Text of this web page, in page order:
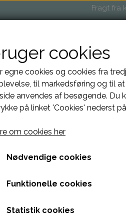
Fragt fra
EVENTS OG MARKEDER
Fra 716,00 kr.
Adventskalender 2026 –
Unikke DIY-projekter,
særlig kalender til dig, der
cookies
egne cookies og cookies fra
til markedsføring og til
anvendes af besøgende. Du
på linket 'Cookies' nederst
om cookies her
Nødvendige cookies
Funktionelle cookies
Statistik cookies